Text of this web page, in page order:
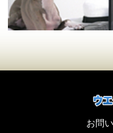
お問